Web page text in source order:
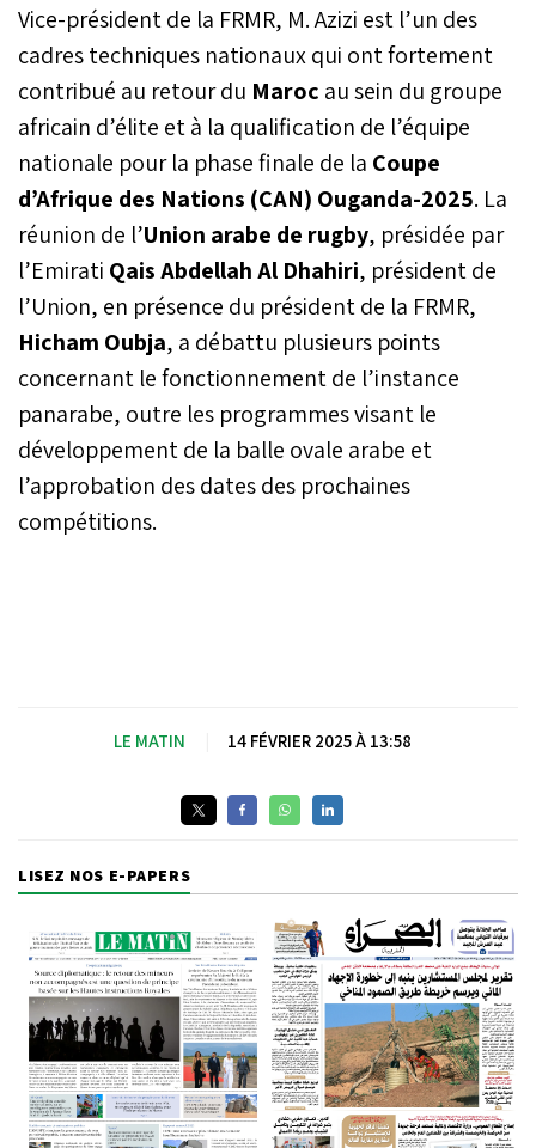
à Casablanca, en battant
la Tunisie sur le score de
26 à 12 lors de la finale du
tournoi de repêchage B
pour la CAN 2025. Une
victoire qui qualifie les
Lions de l’Atlas pour la
phase finale du tournoi
continental, prévu au
cours du mois de juillet en
Ouganda, et signe un
retour par la grande porte
du rugby national sur la
scène africaine après
plusieurs années
Vice-président de la FRMR, M. Azizi est l’un des
cadres techniques nationaux qui ont fortement
contribué au retour du Maroc au sein du groupe
africain d’élite et à la qualification de l’équipe
nationale pour la phase finale de la Coupe
d’Afrique des Nations (CAN) Ouganda-2025. La
réunion de l’Union arabe de rugby, présidée par
l’Emirati Qais Abdellah Al Dhahiri, président de
l’Union, en présence du président de la FRMR,
Hicham Oubja, a débattu plusieurs points
concernant le fonctionnement de l’instance
panarabe, outre les programmes visant le
développement de la balle ovale arabe et
l’approbation des dates des prochaines
compétitions.
LE MATIN 14 FÉVRIER 2025 À 13:58
LISEZ NOS E-PAPERS